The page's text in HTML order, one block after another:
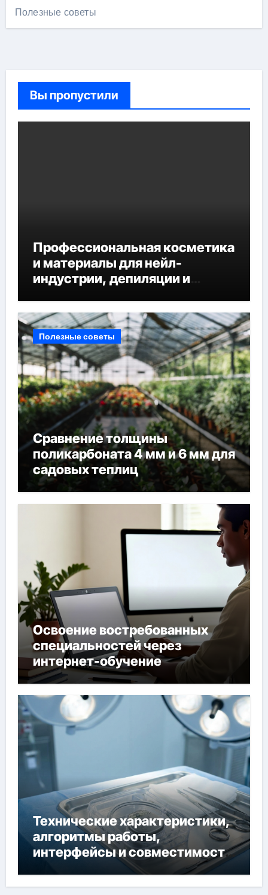
Полезные советы
Вы пропустили
Профессиональная косметика
и материалы для нейл-
индустрии, депиляции и
Полезные советы
Сравнение толщины
поликарбоната 4 мм и 6 мм для
садовых теплиц
Освоение востребованных
специальностей через
интернет-обучение
Технические характеристики,
алгоритмы работы,
интерфейсы и совместимость
двухкамерного ЭКС Apollo DR